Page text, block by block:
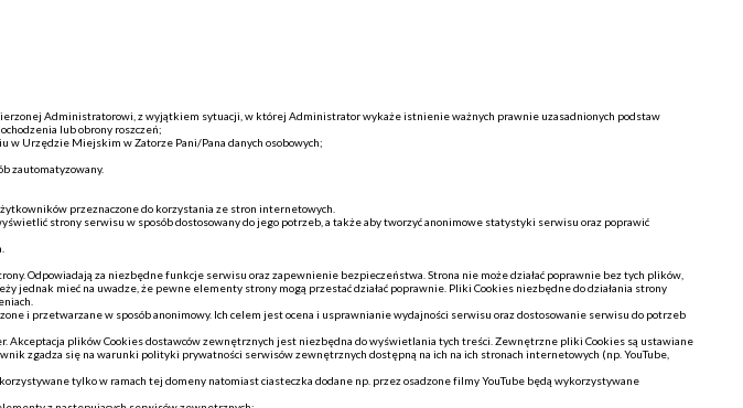
Administratorowi, z wyjątkiem sytuacji, w której Administrator wykaże istnienie ważnych prawnie uzasadnionych podstaw
lub obrony roszczeń;
w Urzędzie Miejskim w Zatorze Pani/Pana danych osobowych;
zautomatyzowany.
przeznaczone do korzystania ze stron internetowych.
strony serwisu w sposób dostosowany do jego potrzeb, a także aby tworzyć anonimowe statystyki serwisu oraz poprawić
Odpowiadają za niezbędne funkcje serwisu oraz zapewnienie bezpieczeństwa. Strona nie może działać poprawnie bez tych plików,
jednak mieć na uwadze, że pewne elementy strony mogą przestać działać poprawnie. Pliki Cookies niezbędne do działania strony
i przetwarzane w sposób anonimowy. Ich celem jest ocena i usprawnianie wydajności serwisu oraz dostosowanie serwisu do potrzeb
plików Cookies dostawców zewnętrznych jest niezbędna do wyświetlania tych treści. Zewnętrzne pliki Cookies są ustawiane
zgadza się na warunki polityki prywatności serwisów zewnętrznych dostępną na ich na ich stronach internetowych (np. YouTube,
tylko w ramach tej domeny natomiast ciasteczka dodane np. przez osadzone filmy YouTube będą wykorzystywane